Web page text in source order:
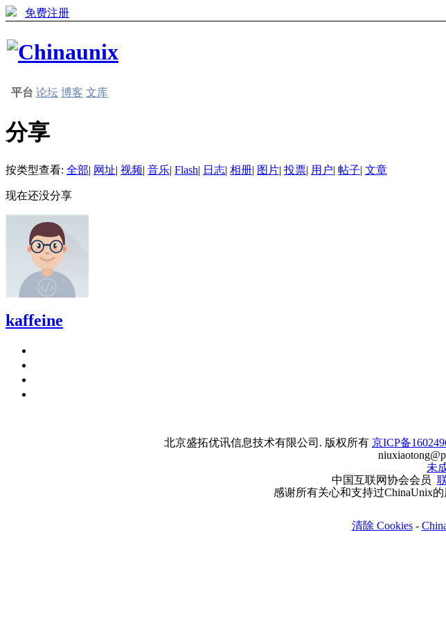
免费注册
平台 论坛 博客 文库
分享
按类型查看: 全部| 网址| 视频| 音乐| Flash| 日志| 相册| 图片| 投票| 用户| 帖子| 文章
现在还没分享
kaffeine
北京盛拓优讯信息技术有限公司. 版权所有 京ICP备
未
中国互联网协会会员
感谢所有关心和支持过ChinaUnix
清除 Cookies-